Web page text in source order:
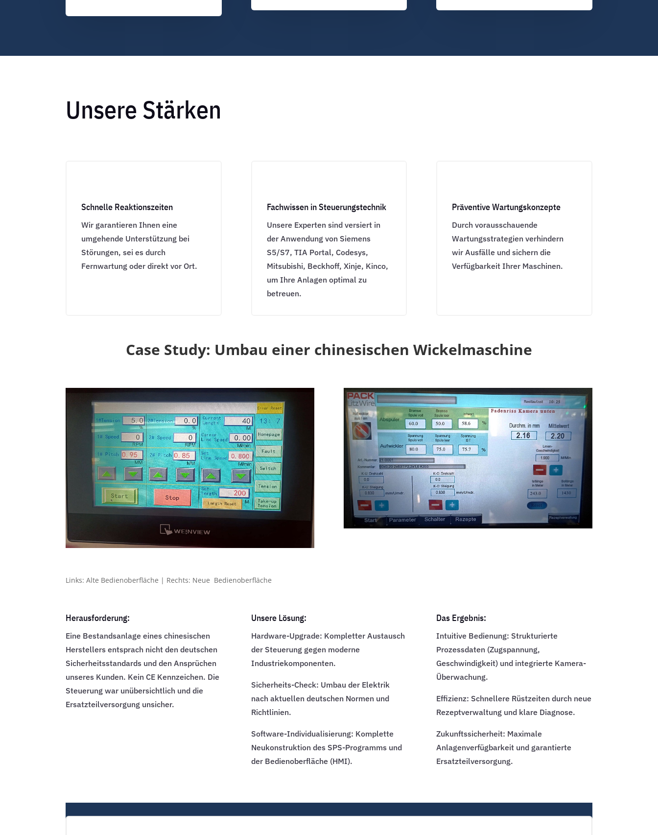
Unsere Stärken
Schnelle Reaktionszeiten
Wir garantieren Ihnen eine
umgehende Unterstützung bei
Störungen, sei es durch
Fernwartung oder direkt vor Ort.
Fachwissen in Steuerungstechnik
Unsere Experten sind versiert in
der Anwendung von Siemens
S5/S7, TIA Portal, Codesys,
Mitsubishi, Beckhoff, Xinje, Kinco,
um Ihre Anlagen optimal zu
betreuen.
Präventive Wartungskonzepte
Durch vorausschauende
Wartungsstrategien verhindern
wir Ausfälle und sichern die
Verfügbarkeit Ihrer Maschinen.
Case Study: Umbau einer chinesischen Wickelmaschine
Links: Alte Bedienoberfläche | Rechts: Neue Bedienoberfläche
Herausforderung:
Eine Bestandsanlage eines chinesischen
Herstellers entsprach nicht den deutschen
Sicherheitsstandards und den Ansprüchen
unseres Kunden. Kein CE Kennzeichen. Die
Steuerung war unübersichtlich und die
Ersatzteilversorgung unsicher.
Unsere Lösung:
Hardware-Upgrade: Kompletter Austausch
der Steuerung gegen moderne
Industriekomponenten.
Sicherheits-Check: Umbau der Elektrik
nach aktuellen deutschen Normen und
Richtlinien.
Software-Individualisierung: Komplette
Neukonstruktion des SPS-Programms und
der Bedienoberfläche (HMI).
Das Ergebnis:
Intuitive Bedienung: Strukturierte
Prozessdaten (Zugspannung,
Geschwindigkeit) und integrierte Kamera-
Überwachung.
Effizienz: Schnellere Rüstzeiten durch neue
Rezeptverwaltung und klare Diagnose.
Zukunftssicherheit: Maximale
Anlagenverfügbarkeit und garantierte
Ersatzteilversorgung.